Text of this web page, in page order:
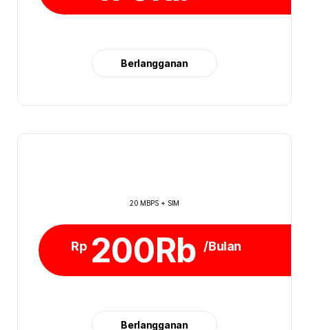
Berlangganan
20 MBPS + SIM
Rp 200Rb /Bulan
Berlangganan